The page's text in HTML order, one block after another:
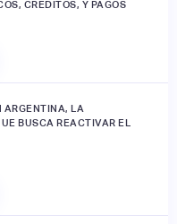
CRÉDITOS, Y PAGOS
ARGENTINA, LA
BUSCA REACTIVAR EL